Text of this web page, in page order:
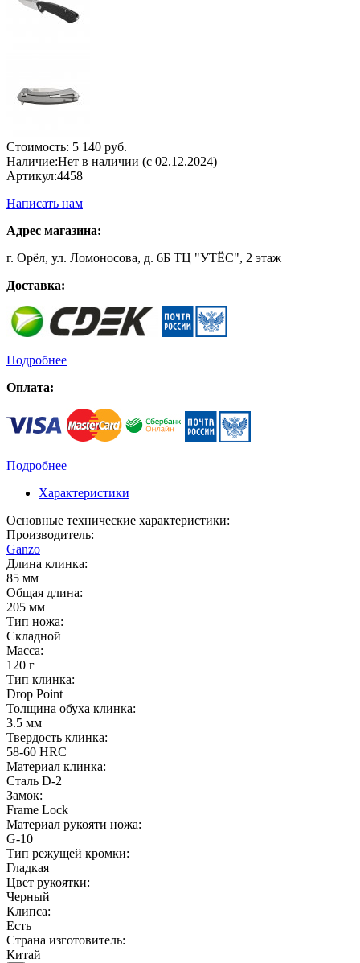
Стоимость: 5 140 руб.
Наличие:Нет в наличии (с 02.12.2024)
Артикул:4458
Написать нам
Адрес магазина:
г. Орёл, ул. Ломоносова, д. 6Б ТЦ "УТЁС", 2 этаж
Доставка:
Подробнее
Оплата:
Подробнее
Характеристики
Основные технические характеристики:
Производитель:
Ganzo
Длина клинка:
85 мм
Общая длина:
205 мм
Тип ножа:
Складной
Масса:
120 г
Тип клинка:
Drop Point
Толщина обуха клинка:
3.5 мм
Твердость клинка:
58-60 HRC
Материал клинка:
Сталь D-2
Замок:
Frame Lock
Материал рукояти ножа:
G-10
Тип режущей кромки:
Гладкая
Цвет рукоятки:
Черный
Клипса:
Есть
Страна изготовитель:
Китай